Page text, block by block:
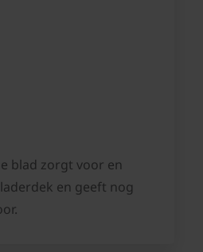
blad zorgt voor en
en geeft nog